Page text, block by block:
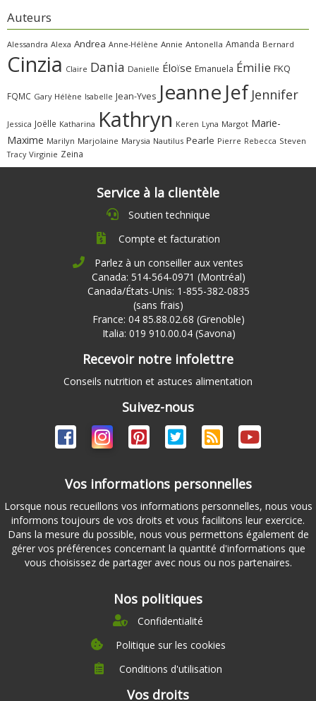
Auteurs
Alessandra Alexa Andrea Anne-Hélène Annie Antonella Amanda Bernard
Cinzia Claire Dania Danielle Éloïse Emanuela Émilie FKQ
FQMC Gary Hélène Isabelle Jean-Yves Jeanne Jef Jennifer
Jessica Joëlle Katharina Kathryn Keren Lyna Margot Marie-
Maxime Marilyn Marjolaine Marysia Nautilus Pearle Pierre Rebecca Steven
Tracy Virginie Zeina
Service à la clientèle
Soutien technique
Compte et facturation
Parlez à un conseiller aux ventes
Canada: 514-564-0971 (Montréal)
Canada/États-Unis: 1-855-382-0835
(sans frais)
France: 04 85.88.02.68 (Grenoble)
Italia: 019 910.00.04 (Savona)
Recevoir notre infolettre
Conseils nutrition et astuces alimentation
Suivez-nous
Vos informations personnelles
Lorsque nous recueillons vos informations personnelles, nous vous
informons toujours de vos droits et vous facilitons leur exercice.
Dans la mesure du possible, nous vous permettons également de
gérer vos préférences concernant la quantité d'informations que
vous choisissez de partager avec nous ou nos partenaires.
Nos politiques
Confidentialité
Politique sur les cookies
Conditions d'utilisation
Vos droits
À propos